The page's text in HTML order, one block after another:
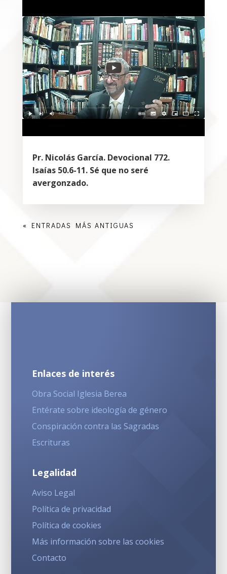
Pr. Nicolás García. Devocional 772.
Isaías 50.6-11. Sé que no seré
avergonzado.
« ENTRADAS MÁS ANTIGUAS
Enlaces de interés
Obra Social Iglesia Berea
Entérate sobre ideología de género
Conspiración contra las Sagradas
Escrituras
Legalidad
Aviso Legal
Política de privacidad
Política de cookies
Más información sobre las cookies
Contacto